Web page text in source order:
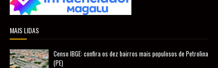
MAIS LIDAS
Censo IBGE: confira os dez bairros mais populosos de Petrolina
(PE)